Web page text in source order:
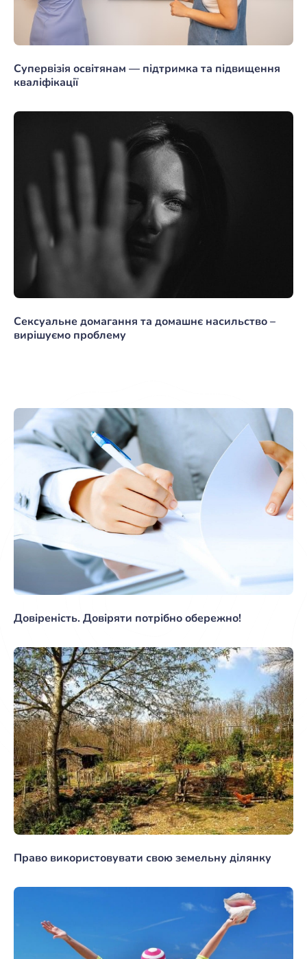
Супервізія освітянам — підтримка та підвищення
кваліфікації
Сексуальне домагання та домашнє насильство –
вирішуємо проблему
Довіреність. Довіряти потрібно обережно!
Право використовувати свою земельну ділянку